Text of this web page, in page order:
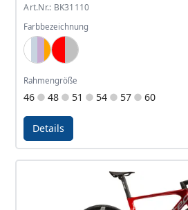
Art.Nr.: BK31110
Farbbezeichnung
White, Lightblue, Lavender,
Red, Silver
Rahmengröße
46 48 51 54 57 60
Details